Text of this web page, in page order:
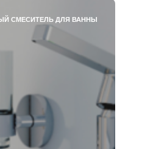
СМЕСИТЕЛЬ ДЛЯ ВАННЫ